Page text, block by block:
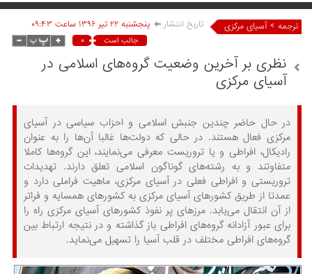
ترجمه > آسیای مرکزی تاریخ انتشار پنجشنبه ۲۲ تير ۱۳۹۶ ساعت ۰۹:۴۳
جالب است ۰
نظری بر آخرین وضعیت گروه‌های اسلامی در
آسیای مرکزی
در حال حاضر چندین جنبش اسلامی و احزاب سیاسی در آسیای
مرکزی فعال هستند. در حالی که دولت‌ها غالبا آن‌ها را به عنوان
رادیکال، افراطی و یا تروریست معرفی می‌نمایند، این گروه‌ها کاملا
متفاوتند و به رشته‌های گوناگون اسلامی تعلق دارند. تهدیدات
تروریستی و افراطی فعلی در آسیای مرکزی، ماهیت فراملی دارد و
عمدتا از طریق کشورهای آسیای مرکزی به کشورهای همسایه و فراتر
از آن انتقال می‌یابد. مرزهای پر نفوذ کشورهای آسیای مرکزی راه را
برای عبور آزادانه گروه‌های افراطی باز گذاشته و در نتیجه ارتباط بین
گروه‌های افراطی مختلف در قلب آسیا را تسهیل می‌نماید.